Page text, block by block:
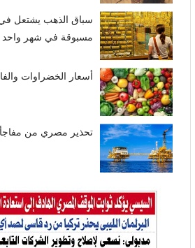
سباق الذهب يشتعل
مسبوقة في شهر واحد
أسعار الخضراوات
تحذير مصري من